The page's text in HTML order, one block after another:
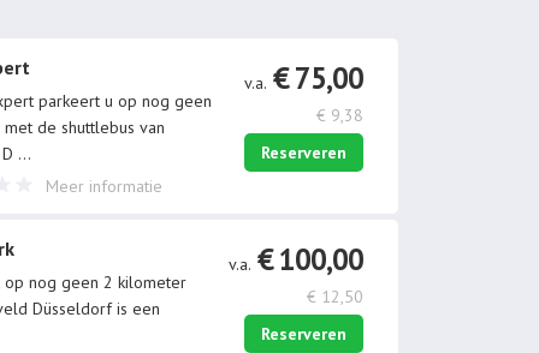
parkeert u op nog geen
de shuttlebus van
...
Meer informatie
v.a. € 75,00
€ 9,38
Reserveren
op nog geen 2 kilometer
Düsseldorf is een
v.a. € 100,00
€ 12,50
Reserveren